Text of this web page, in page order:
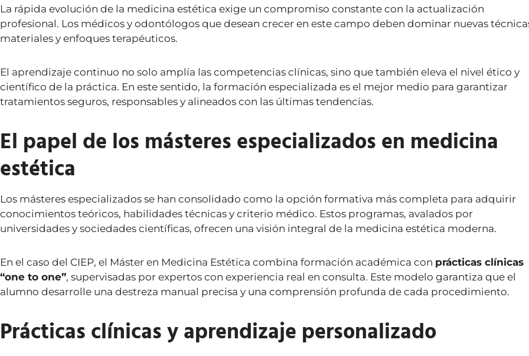
La rápida evolución de la medicina estética exige un compromiso constante con la actualización
profesional. Los médicos y odontólogos que desean crecer en este campo deben dominar nuevas
materiales y enfoques terapéuticos.
El aprendizaje continuo no solo amplía las competencias clínicas, sino que también eleva el nivel ético y
científico de la práctica. En este sentido, la formación especializada es el mejor medio para garantizar
tratamientos seguros, responsables y alineados con las últimas tendencias.
El papel de los másteres especializados en medicina
estética
Los másteres especializados se han consolidado como la opción formativa más completa para adquirir
conocimientos teóricos, habilidades técnicas y criterio médico. Estos programas, avalados por
universidades y sociedades científicas, ofrecen una visión integral de la medicina estética moderna.
En el caso del CIEP, el Máster en Medicina Estética combina formación académica con prácticas clínicas
“one to one”, supervisadas por expertos con experiencia real en consulta. Este modelo garantiza que el
alumno desarrolle una destreza manual precisa y una comprensión profunda de cada procedimiento.
Prácticas clínicas y aprendizaje personalizado